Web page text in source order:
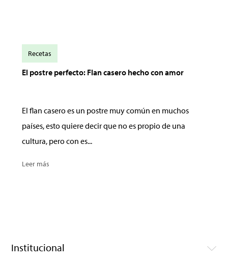
El postre perfecto: Flan casero hecho con amor
El flan casero es un postre muy común en muchos
países, esto quiere decir que no es propio de una
cultura, pero con es...
Leer más
Recetas
Institucional